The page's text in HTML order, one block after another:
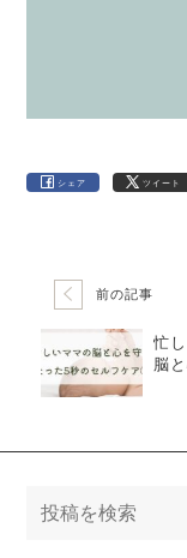
シェア ツイート
前の記事
忙
脳